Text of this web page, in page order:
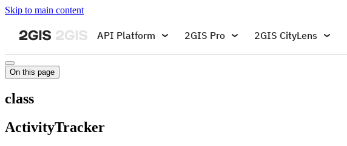
Skip to main content
API Platform 2GIS Pro 2GIS CityLens
On this page
class
ActivityTracker